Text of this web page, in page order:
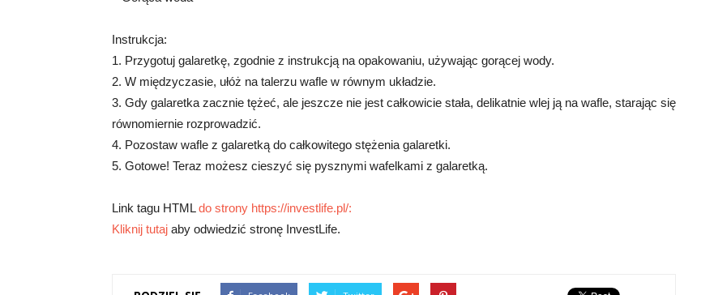
Instrukcja:
1. Przygotuj galaretkę, zgodnie z instrukcją na opakowaniu, używając gorącej wody.
2. W międzyczasie, ułóż na talerzu wafle w równym układzie.
3. Gdy galaretka zacznie tężeć, ale jeszcze nie jest całkowicie stała, delikatnie wlej ją na wafle, starając się
równomiernie rozprowadzić.
4. Pozostaw wafle z galaretką do całkowitego stężenia galaretki.
5. Gotowe! Teraz możesz cieszyć się pysznymi wafelkami z galaretką.
Link tagu HTMLdo strony https://investlife.pl/:
Kliknij tutaj aby odwiedzić stronę InvestLife.